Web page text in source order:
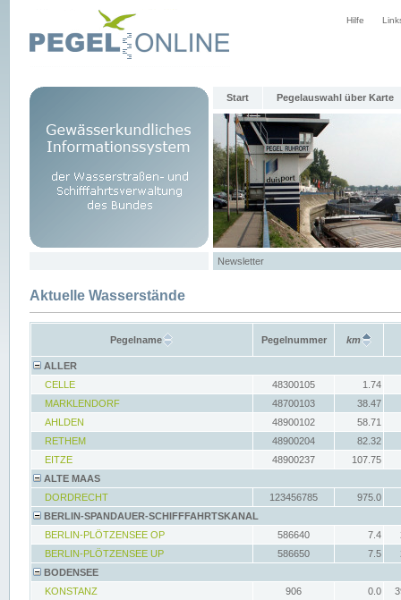
Hilfe
Start Pegelauswahl über Karte
Newsletter
Aktuelle Wasserstände
Pegelname Pegelnummer km
ALLER
CELLE
48300105
1.74
MARKLENDORF
48700103
38.47
AHLDEN
48900102
58.71
RETHEM
48900204
82.32
EITZE
48900237
107.75
ALTE MAAS
DORDRECHT
123456785
975.0
BERLIN-SPANDAUER-SCHIFFFAHRTSKANAL
BERLIN-PLÖTZENSEE OP
586640 7.4
BERLIN-PLÖTZENSEE UP
586650 7.5
BODENSEE
KONSTANZ
906 0.0